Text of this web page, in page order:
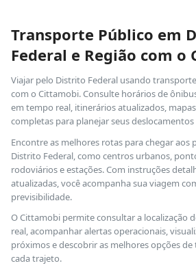
Transporte Público em
Federal e Região com o
Viajar pelo Distrito Federal usando
com o Cittamobi. Consulte horários de
em tempo real, itinerários atualizados,
completas para planejar seus
Encontre as melhores rotas para chegar aos
Distrito Federal, como centros urbanos,
rodoviários e estações. Com instruções
atualizadas, você acompanha sua viagem
previsibilidade.
O Cittamobi permite consultar a localização
real, acompanhar alertas operacionais,
próximos e descobrir as melhores opções
cada trajeto.